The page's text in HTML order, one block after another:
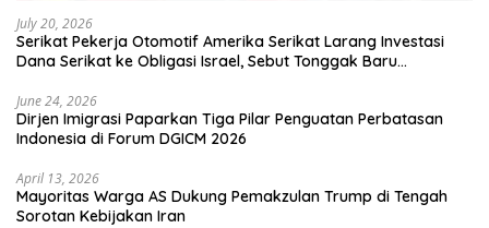
July 20, 2026
Serikat Pekerja Otomotif Amerika Serikat Larang Investasi
Dana Serikat ke Obligasi Israel, Sebut Tonggak Baru
June 24, 2026
Dirjen Imigrasi Paparkan Tiga Pilar Penguatan Perbatasan
Indonesia di Forum DGICM 2026
April 13, 2026
Mayoritas Warga AS Dukung Pemakzulan Trump di Tengah
Sorotan Kebijakan Iran